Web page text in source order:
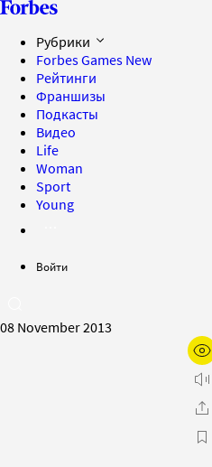
Рубрики
Forbes Games New
Рейтинги
Франшизы
Подкасты
Видео
Life
Woman
Sport
Young
Войти
08 November 2013